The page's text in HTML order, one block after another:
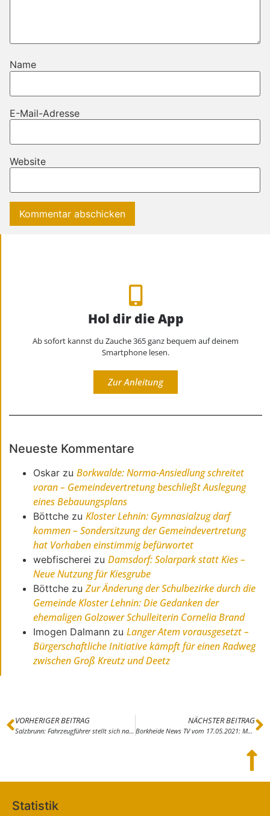
Name
E-Mail-Adresse
Website
Hol dir die App
Ab sofort kannst du Zauche 365 ganz bequem auf deinem
Smartphone lesen.
Zur Anleitung
Neueste Kommentare
Oskar zu Borkwalde: Norma-Ansiedlung schreitet
voran – Gemeindevertretung beschließt Auslegung
eines Bebauungsplans
Böttche zu Kloster Lehnin: Gymnasialzug darf
kommen – Sondersitzung der Gemeindevertretung
hat Vorhaben einstimmig befürwortet
webfischerei zu Damsdorf: Solarpark statt Kies –
Neue Nutzung für Kiesgrube
Böttche zuZur Änderung der Schulbezirke durch die
Gemeinde Kloster Lehnin: Die Gedanken der
ehemaligen Golzower Schulleiterin Cornelia Brand
Imogen Dalmann zu Langer Atem vorausgesetzt –
Bürgerschaftliche Initiative kämpft für einen Radweg
zwischen Groß Kreutz und Deetz
VORHERIGER BEITRAG
Salzbrunn: Fahrzeugführer stellt sich nach seiner Flucht
NÄCHSTER BEITRAG
Borkheide News TV vom 17.05.2021: Mai,,mai,mai,mai
Statistik